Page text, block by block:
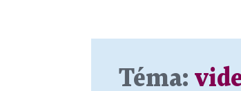
Téma: